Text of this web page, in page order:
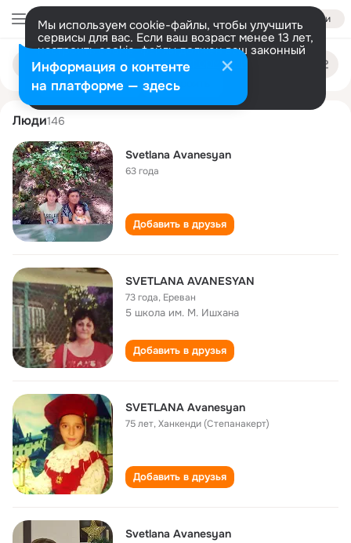
Войти
Мы используем cookie-файлы, чтобы улучшить
сервисы для вас. Если ваш возраст менее 13 лет,
настроить cookie-файлы должен ваш законный
представитель. Больше информации
Разрешить все Настроить
Поиск
людям
svetlana avanesyan
Люди146
Svetlana Avanesyan
63 года
Добавить в друзья
SVETLANA AVANESYAN
73 года, Ереван
5 школа им. М. Ишхана
Добавить в друзья
SVETLANA Avanesyan
75 лет,Ханкенди (Степанакерт)
Добавить в друзья
Svetlana Avanesyan
Информация о контенте
на платформе — здесь